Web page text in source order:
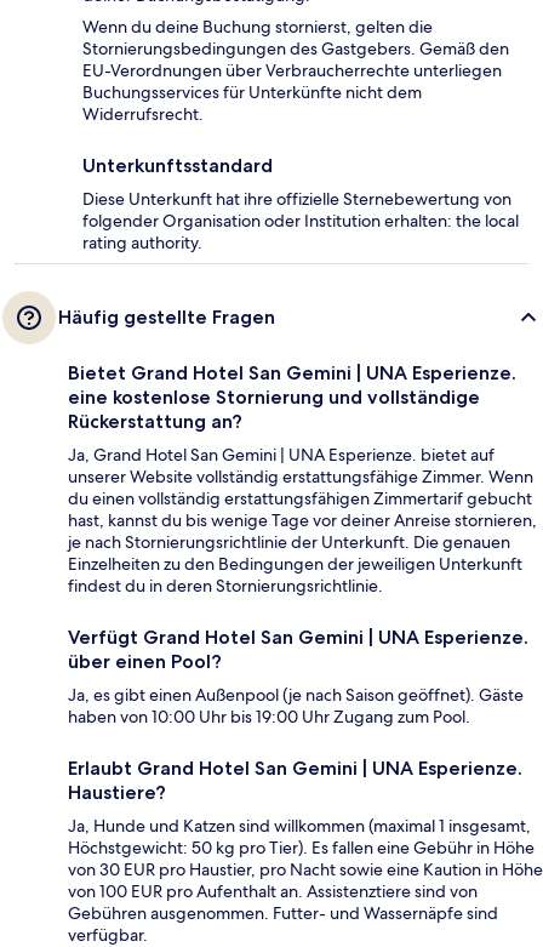
Wenn du deine Buchung stornierst, gelten die
Stornierungsbedingungen des Gastgebers. Gemäß den
EU-Verordnungen über Verbraucherrechte unterliegen
Buchungsservices für Unterkünfte nicht dem
Widerrufsrecht.
Unterkunftsstandard
Diese Unterkunft hat ihre offizielle Sternebewertung von
folgender Organisation oder Institution erhalten: the local
rating authority.
Häufig gestellte Fragen
Bietet Grand Hotel San Gemini | UNA Esperienze.
eine kostenlose Stornierung und vollständige
Rückerstattung an?
Ja, Grand Hotel San Gemini | UNA Esperienze. bietet auf
unserer Website vollständig erstattungsfähige Zimmer. Wenn
du einen vollständig erstattungsfähigen Zimmertarif gebucht
hast, kannst du bis wenige Tage vor deiner Anreise stornieren,
je nach Stornierungsrichtlinie der Unterkunft. Die genauen
Einzelheiten zu den Bedingungen der jeweiligen Unterkunft
findest du in deren Stornierungsrichtlinie.
Verfügt Grand Hotel San Gemini | UNA Esperienze.
über einen Pool?
Ja, es gibt einen Außenpool (je nach Saison geöffnet). Gäste
haben von 10:00 Uhr bis 19:00 Uhr Zugang zum Pool.
Erlaubt Grand Hotel San Gemini | UNA Esperienze.
Haustiere?
Ja, Hunde und Katzen sind willkommen (maximal 1 insgesamt,
Höchstgewicht: 50 kg pro Tier). Es fallen eine Gebühr in Höhe
von 30 EUR pro Haustier, pro Nacht sowie eine Kaution in Höhe
von 100 EUR pro Aufenthalt an. Assistenztiere sind von
Gebühren ausgenommen. Futter- und Wassernäpfe sind
verfügbar.